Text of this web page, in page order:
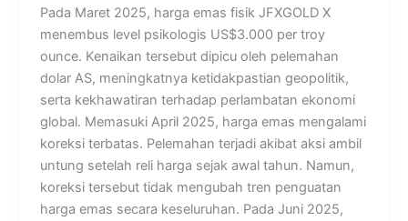
Pada Maret 2025, harga emas fisik JFXGOLD X
menembus level psikologis US$3.000 per troy
ounce. Kenaikan tersebut dipicu oleh pelemahan
dolar AS, meningkatnya ketidakpastian geopolitik,
serta kekhawatiran terhadap perlambatan ekonomi
global. Memasuki April 2025, harga emas mengalami
koreksi terbatas. Pelemahan terjadi akibat aksi ambil
untung setelah reli harga sejak awal tahun. Namun,
koreksi tersebut tidak mengubah tren penguatan
harga emas secara keseluruhan. Pada Juni 2025,